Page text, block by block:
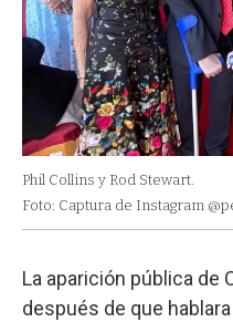
Phil Collins y Rod Stewart.
Foto: Captura de Instagram
La aparición pública de
después de que